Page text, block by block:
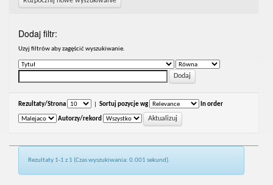
Dodaj filtr:
Uzyj filtrów aby zagęścić wyszukiwanie.
Rezultaty/Strona Sortuj pozycje wg In order
Autorzy/rekord
Rezultaty 1-1 z 1 (Czas wyszukiwania: 0.001 sekund).